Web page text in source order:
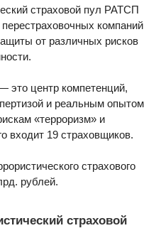
страховой пул РАТСП
компаний
от различных рисков
это центр компетенций,
и реальным опытом
«терроризм» и
входит 19 страховщиков.
страхового
рублей.
страховой